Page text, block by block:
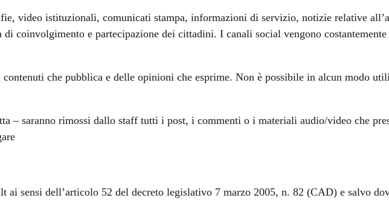
video istituzionali, comunicati stampa, informazioni di servizio, notizie relative
coinvolgimento e partecipazione dei cittadini. I canali social vengono costantemente
che pubblica e delle opinioni che esprime. Non è possibile in alcun modo
– saranno rimossi dallo staff tutti i post, i commenti o i materiali audio/video che
ai sensi dell’articolo 52 del decreto legislativo 7 marzo 2005, n. 82 (CAD) e salvo